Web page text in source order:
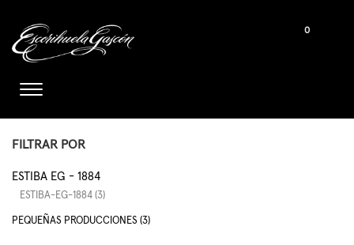
0
FILTRAR POR
ESTIBA EG - 1884
ESTIBA-EG-1884 (3)
PEQUEÑAS PRODUCCIONES (3)